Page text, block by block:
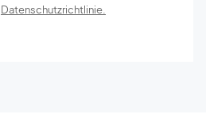
Datenschutzrichtlinie.